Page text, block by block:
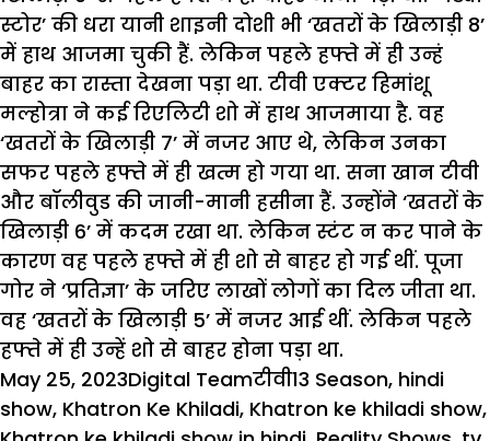
स्टोर’ की धरा यानी शाइनी दोशी भी ‘खतरों के खिलाड़ी 8’
में हाथ आजमा चुकी हैं. लेकिन पहले हफ्ते में ही उन्हं
बाहर का रास्ता देखना पड़ा था. टीवी एक्टर हिमांशू
मल्होत्रा ने कई रिएलिटी शो में हाथ आजमाया है. वह
‘खतरों के खिलाड़ी 7’ में नजर आए थे, लेकिन उनका
सफर पहले हफ्ते में ही खत्म हो गया था. सना खान टीवी
और बॉलीवुड की जानी-मानी हसीना हैं. उन्होंने ‘खतरों के
खिलाड़ी 6’ में कदम रखा था. लेकिन स्टंट न कर पाने के
कारण वह पहले हफ्ते में ही शो से बाहर हो गई थीं. पूजा
गोर ने ‘प्रतिज्ञा’ के जरिए लाखों लोगों का दिल जीता था.
वह ‘खतरों के खिलाड़ी 5’ में नजर आई थीं. लेकिन पहले
हफ्ते में ही उन्हें शो से बाहर होना पड़ा था.
Posted
on
May 25, 2023Author
Digital TeamCategories
टीवीTags
13 Season, hindi
show, Khatron Ke Khiladi, Khatron ke khiladi show,